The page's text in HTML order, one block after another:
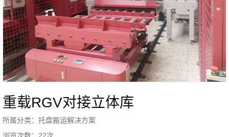
重载RGV对接立体库
所属分类： 托盘搬运解决方案